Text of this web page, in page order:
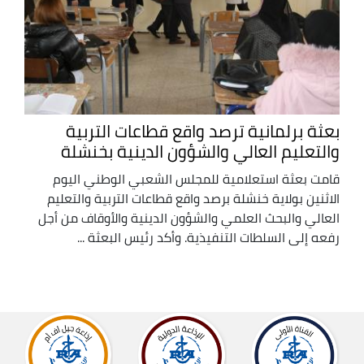
بعثة برلمانية ترصد واقع قطاعات التربية
والتعليم العالي والشؤون الدينية بخنشلة
قامت بعثة استعلامية للمجلس الشعبي الوطني اليوم
الاثنين بولاية خنشلة برصد واقع قطاعات التربية والتعليم
العالي والبحث العلمي والشؤون الدينية والأوقاف من أجل
رفعه إلى السلطات التنفيذية. وأكد رئيس البعثة ...